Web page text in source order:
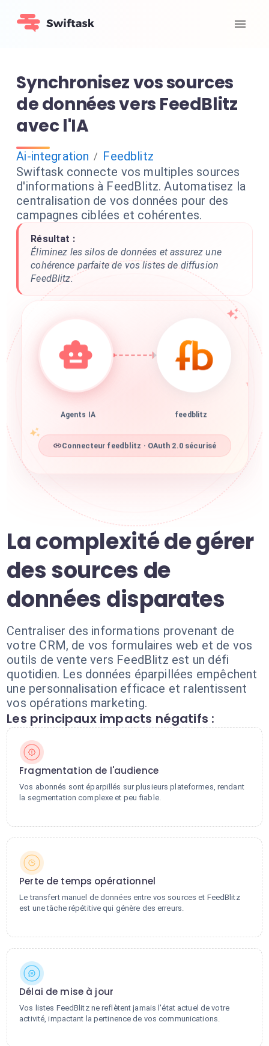
Synchronisez vos sources
de données vers FeedBlitz
avec l'IA
Ai-integration / Feedblitz
Swiftask connecte vos multiples sources
d'informations à FeedBlitz. Automatisez la
centralisation de vos données pour des
campagnes ciblées et cohérentes.
Résultat :
Éliminez les silos de données et assurez une
cohérence parfaite de vos listes de diffusion
FeedBlitz.
Agents IA feedblitz
Connecteur feedblitz · OAuth 2.0 sécurisé
La complexité de gérer
des sources de
données disparates
Centraliser des informations provenant de
votre CRM, de vos formulaires web et de vos
outils de vente vers FeedBlitz est un défi
quotidien. Les données éparpillées empêchent
une personnalisation efficace et ralentissent
vos opérations marketing.
Les principaux impacts négatifs :
Fragmentation de l'audience
Vos abonnés sont éparpillés sur plusieurs plateformes, rendant
la segmentation complexe et peu fiable.
Perte de temps opérationnel
Le transfert manuel de données entre vos sources et FeedBlitz
est une tâche répétitive qui génère des erreurs.
Délai de mise à jour
Vos listes FeedBlitz ne reflètent jamais l'état actuel de votre
activité, impactant la pertinence de vos communications.